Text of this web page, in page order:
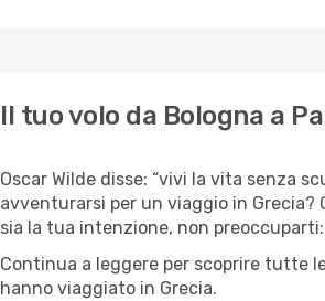
Il tuo volo da Bologna a
Oscar Wilde disse: “vivi la vita senza
avventurarsi per un viaggio in Grecia?
sia la tua intenzione, non
Continua a leggere per scoprire tutte
hanno viaggiato in Grecia.